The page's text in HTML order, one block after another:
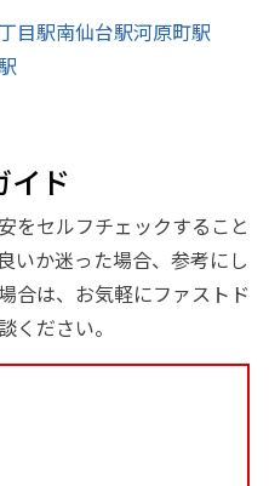
目駅南仙台駅河原町駅
イド
をセルフチェックすること
いか迷った場合、参考にし
合は、お気軽にファストド
ください。